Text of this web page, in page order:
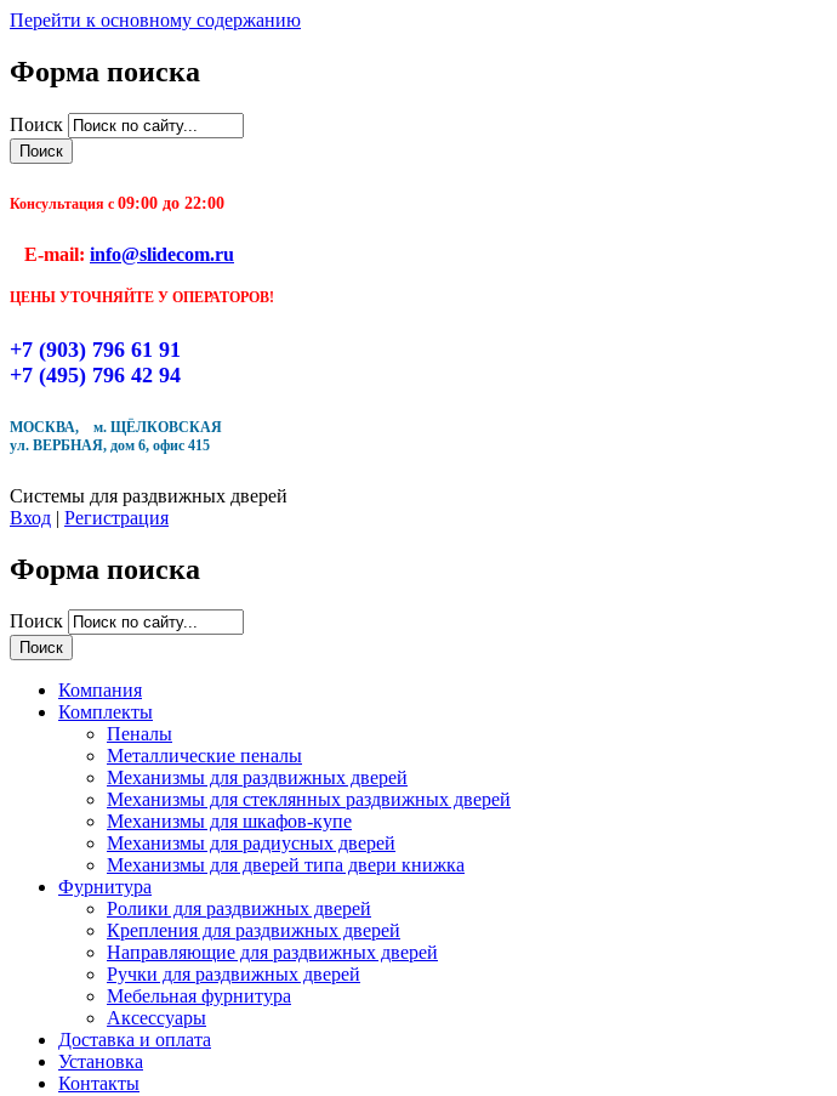
Перейти к основному содержанию
Форма поиска
Поиск
Консультация с 09:00 до 22:00
E-mail: info@slidecom.ru
ЦЕНЫ УТОЧНЯЙТЕ У ОПЕРАТОРОВ!
+7 (903) 796 61 91
+7 (495) 796 42 94
МОСКВА, м. ЩЁЛКОВСКАЯ
ул. ВЕРБНАЯ, дом 6, офис 415
Системы для раздвижных дверей
Вход | Регистрация
Форма поиска
Поиск
Компания
Комплекты
Пеналы
Металлические пеналы
Механизмы для раздвижных дверей
Механизмы для стеклянных раздвижных дверей
Механизмы для шкафов-купе
Механизмы для радиусных дверей
Механизмы для дверей типа двери книжка
Фурнитура
Ролики для раздвижных дверей
Крепления для раздвижных дверей
Направляющие для раздвижных дверей
Ручки для раздвижных дверей
Мебельная фурнитура
Аксессуары
Доставка и оплата
Установка
Контакты